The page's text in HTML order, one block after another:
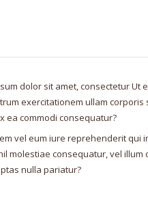
dolor sit amet, consectetur Ut
exercitationem ullam corporis
ea commodi consequatur?
vel eum iure reprehenderit qui
molestiae consequatur, vel illum
nulla pariatur?